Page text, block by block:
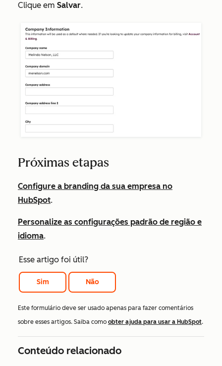
Clique em Salvar.
Próximas etapas
Configure a branding da sua empresa no
HubSpot.
Personalize as configurações padrão de região e
idioma.
Esse artigo foi útil?
Sim Não
Este formulário deve ser usado apenas para fazer comentários
sobre esses artigos. Saiba como obter ajuda para usar a HubSpot.
Conteúdo relacionado